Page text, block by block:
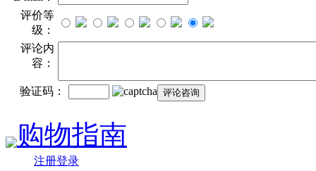
评价等
级：
评论内
容：
验证码：
购物指南
注册登录